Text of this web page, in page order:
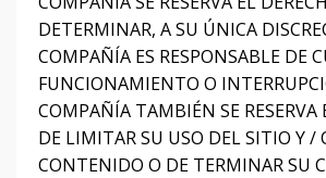
DETERMINAR, A SU ÚNICA
COMPAÑÍA ES RESPONSABLE DE
FUNCIONAMIENTO O
COMPAÑÍA TAMBIÉN SE RESERVA
DE LIMITAR SU USO DEL SITIO Y /
CONTENIDO O DE TERMINAR SU